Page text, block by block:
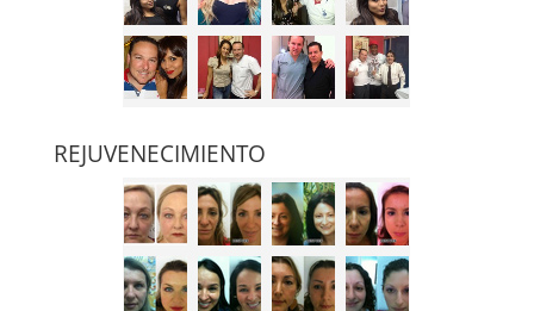
REJUVENECIMIENTO